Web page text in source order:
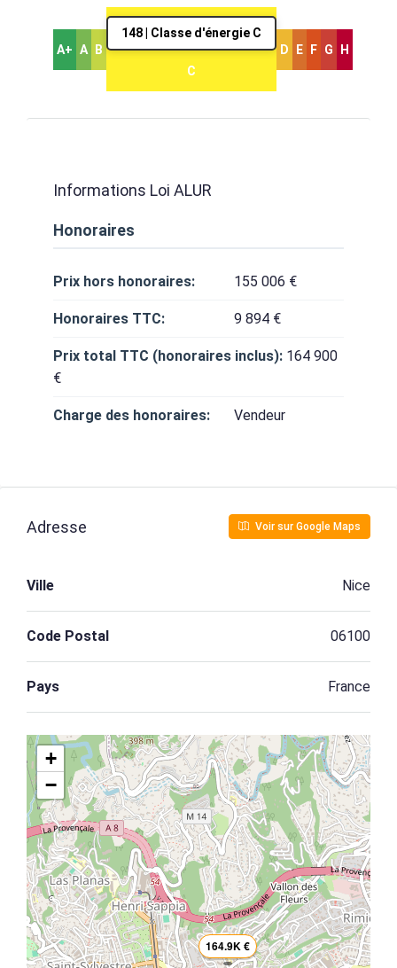
A+ A B
148 | Classe d'énergie C
C
D E F G H
Informations Loi ALUR
Honoraires
Prix hors honoraires: 155 006 €
Honoraires TTC: 9 894 €
Prix total TTC (honoraires inclus): 164 900
€
Charge des honoraires: Vendeur
Adresse Voir sur Google Maps
Ville Nice
Code Postal 06100
Pays France
164.9K €
+
−